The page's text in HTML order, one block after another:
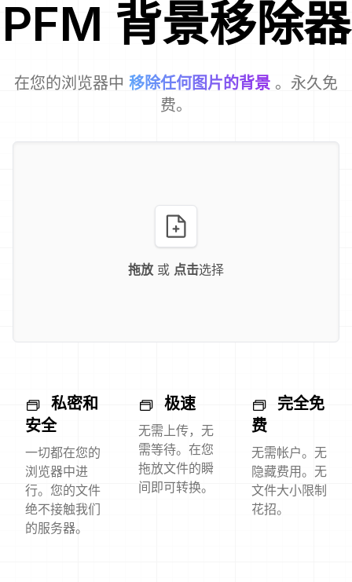
PFM 背景移除器
在您的浏览器中 移除任何图片的背景 。永久免
费。
拖放 或 点击选择
私密和
安全
一切都在您的
浏览器中进
行。您的文件
绝不接触我们
的服务器。
极速
无需上传，无
需等待。在您
拖放文件的瞬
间即可转换。
完全免
费
无需帐户。无
隐藏费用。无
文件大小限制
花招。